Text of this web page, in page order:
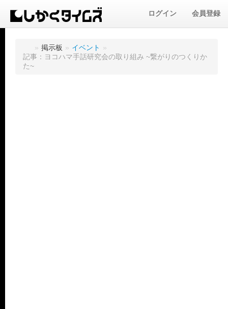
ログイン 会員登録
» 掲示板 » イベント »
記事：ヨコハマ手話研究会の取り組み ~繋がりのつくりか
た~